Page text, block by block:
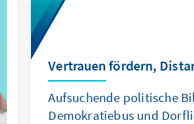
Vertrauen fördern,
Aufsuchende politische
Demokratiebus und